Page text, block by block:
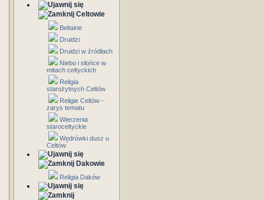
Celtowie
Beltaine
Druidzi
Druidzi w źródłach
Niebo i słońce w
mitach celtyckich
Religia
starożytnych Celtów
Religie Celtów -
zarys tematu
Wierzenia
staroceltyckie
Wędrówki dusz u
Celtów
Dakowie
Religia Daków